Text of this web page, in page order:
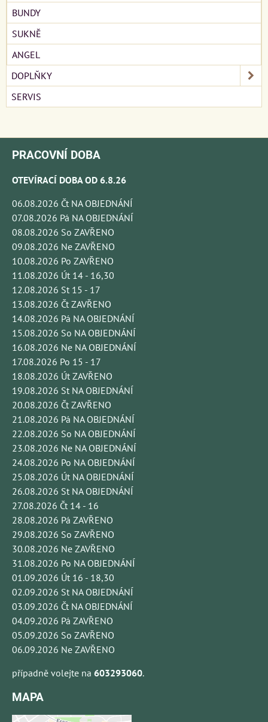
BUNDY
SUKNĚ
ANGEL
DOPLŇKY
SERVIS
PRACOVNÍ DOBA
OTEVÍRACÍ DOBA OD 6.8.26
06.08.2026 Čt NA OBJEDNÁNÍ
07.08.2026 Pá NA OBJEDNÁNÍ
08.08.2026 So ZAVŘENO
09.08.2026 Ne ZAVŘENO
10.08.2026 Po ZAVŘENO
11.08.2026 Út 14 - 16,30
12.08.2026 St 15 - 17
13.08.2026 Čt ZAVŘENO
14.08.2026 Pá NA OBJEDNÁNÍ
15.08.2026 So NA OBJEDNÁNÍ
16.08.2026 Ne NA OBJEDNÁNÍ
17.08.2026 Po 15 - 17
18.08.2026 Út ZAVŘENO
19.08.2026 St NA OBJEDNÁNÍ
20.08.2026 Čt ZAVŘENO
21.08.2026 Pá NA OBJEDNÁNÍ
22.08.2026 So NA OBJEDNÁNÍ
23.08.2026 Ne NA OBJEDNÁNÍ
24.08.2026 Po NA OBJEDNÁNÍ
25.08.2026 Út NA OBJEDNÁNÍ
26.08.2026 St NA OBJEDNÁNÍ
27.08.2026 Čt 14 - 16
28.08.2026 Pá ZAVŘENO
29.08.2026 So ZAVŘENO
30.08.2026 Ne ZAVŘENO
31.08.2026 Po NA OBJEDNÁNÍ
01.09.2026 Út 16 - 18,30
02.09.2026 St NA OBJEDNÁNÍ
03.09.2026 Čt NA OBJEDNÁNÍ
04.09.2026 Pá ZAVŘENO
05.09.2026 So ZAVŘENO
06.09.2026 Ne ZAVŘENO
případně volejte na 603293060.
MAPA